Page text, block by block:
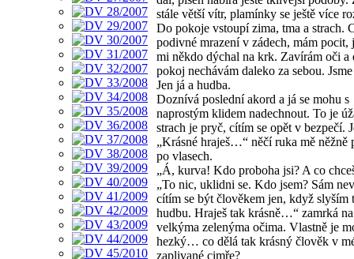
stále větší vítr, plamínky se ještě více
Do pokoje vstoupí zima, tma a strach.
podivné mrazení v zádech, mám pocit,
mi někdo dýchal na krk. Zavírám oči a
pokoj nechávám daleko za sebou.
Jen já a hudba.
Doznívá poslední akord a já se mohu s
naprostým klidem nadechnout. To je
strach je pryč, cítím se opět v bezpečí.
„Krásné hraješ…“ něčí ruka mě něžně
po vlasech.
„Á, kurva! Kdo proboha jsi? A co
„To nic, uklidni se. Kdo jsem? Sám
cítím se být člověkem jen, když slyším
hudbu. Hraješ tak krásně…“ zamrká
velkýma zelenýma očima. Vlastně je
hezký… co dělá tak krásný člověk v
zaplivané cimře?